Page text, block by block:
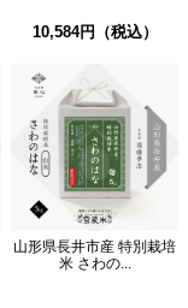
10,584円（税込）
山形県長井市産 特別栽培
米 さわの...